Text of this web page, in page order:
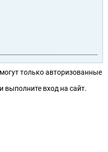
только авторизованные
выполните вход на сайт.